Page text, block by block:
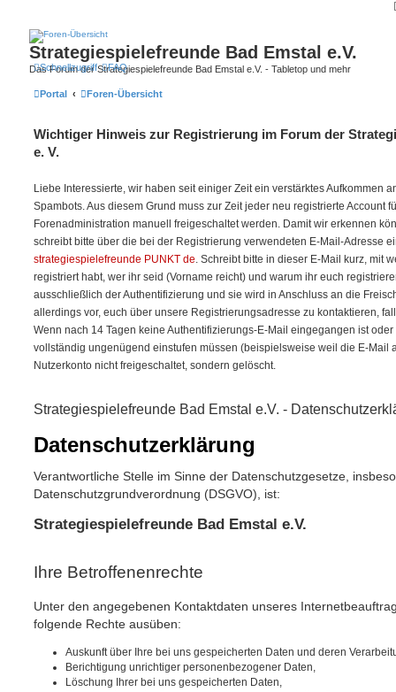
Strategiespielefreunde Bad Emstal e.V.
Das Forum der Strategiespielefreunde Bad Emstal e.V. - Tabletop und mehr
Schnellzugriff FAQ
Portal Foren-Übersicht
Wichtiger Hinweis zur Registrierung im Forum der
e. V.
Liebe Interessierte, wir haben seit einiger Zeit ein verstärktes Aufkommen
Spambots. Aus diesem Grund muss zur Zeit jeder neu registrierte Account
Forenadministration manuell freigeschaltet werden. Damit wir erkennen
schreibt bitte über die bei der Registrierung verwendeten E-Mail-Adresse
strategiespielefreunde PUNKT de. Schreibt bitte in dieser E-Mail kurz, mit
registriert habt, wer ihr seid (Vorname reicht) und warum ihr euch
ausschließlich der Authentifizierung und sie wird in Anschluss an die
allerdings vor, euch über unsere Registrierungsadresse zu kontaktieren,
Wenn nach 14 Tagen keine Authentifizierungs-E-Mail eingegangen ist
vollständig ungenügend einstufen müssen (beispielsweise weil die E-Mail
Nutzerkonto nicht freigeschaltet, sondern gelöscht.
Strategiespielefreunde Bad Emstal e.V. -
Datenschutzerklärung
Verantwortliche Stelle im Sinne der Datenschutzgesetze,
Datenschutzgrundverordnung (DSGVO), ist:
Strategiespielefreunde Bad Emstal e.V.
Ihre Betroffenenrechte
Unter den angegebenen Kontaktdaten unseres
folgende Rechte ausüben:
Auskunft über Ihre bei uns gespeicherten Daten und deren
Berichtigung unrichtiger personenbezogener Daten,
Löschung Ihrer bei uns gespeicherten Daten,